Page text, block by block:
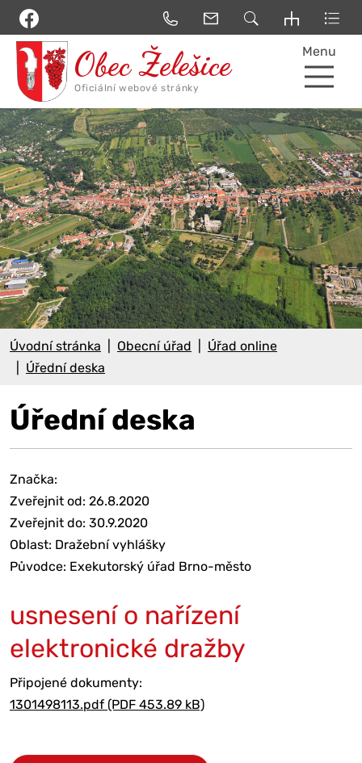
Menu
Úvodní stránka Obecní úřad
Úřad online
Úřední deska
Úřední deska
Značka:
Zveřejnit od: 26.8.2020
Zveřejnit do: 30.9.2020
Oblast: Dražební vyhlášky
Původce: Exekutorský úřad Brno-město
usnesení o nařízení
elektronické dražby
Připojené dokumenty:
1301498113.pdf (PDF 453.89 kB)